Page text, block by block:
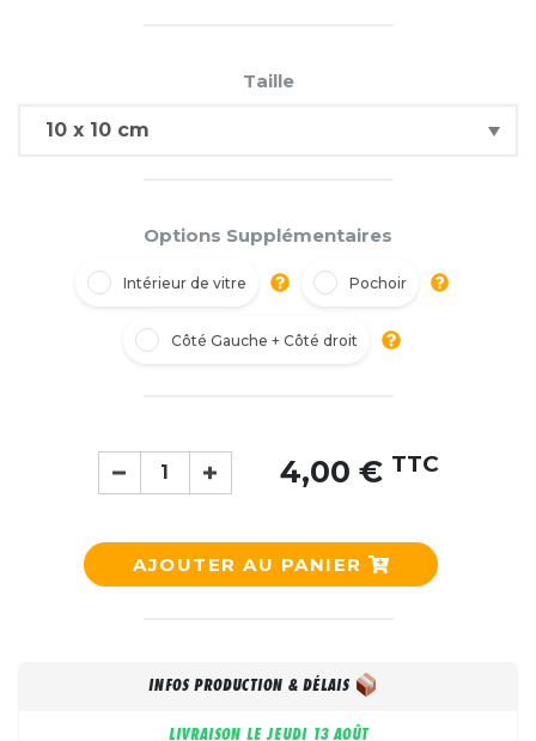
Taille
Options Supplémentaires
Intérieur de vitre Pochoir
Côté Gauche + Côté droit
4,00 € TTC
AJOUTER AU PANIER
INFOS PRODUCTION & DÉLAIS
LIVRAISON LEJEUDI 13 AOÛT